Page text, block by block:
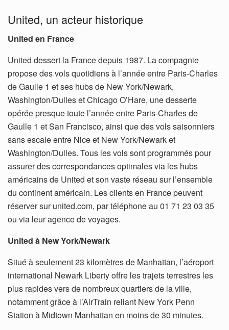
United, un acteur historique
United en France
United dessert la France depuis 1987. La compagnie
propose des vols quotidiens à l’année entre Paris-Charles
de Gaulle 1 et ses hubs de New York/Newark,
Washington/Dulles et Chicago O’Hare, une desserte
opérée presque toute l’année entre Paris-Charles de
Gaulle 1 et San Francisco, ainsi que des vols saisonniers
sans escale entre Nice et New York/Newark et
Washington/Dulles. Tous les vols sont programmés pour
assurer des correspondances optimales via les hubs
américains de United et son vaste réseau sur l’ensemble
du continent américain. Les clients en France peuvent
réserver sur united.com, par téléphone au 01 71 23 03 35
ou via leur agence de voyages.
United à New York/Newark
Situé à seulement 23 kilomètres de Manhattan, l’aéroport
international Newark Liberty offre les trajets terrestres les
plus rapides vers de nombreux quartiers de la ville,
notamment grâce à l’AirTrain reliant New York Penn
Station à Midtown Manhattan en moins de 30 minutes.